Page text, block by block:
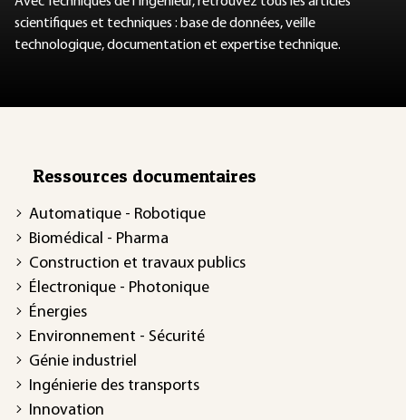
scientifiques et techniques : base de données, veille
technologique, documentation et expertise technique.
Ressources documentaires
Automatique - Robotique
Biomédical - Pharma
Construction et travaux publics
Électronique - Photonique
Énergies
Environnement - Sécurité
Génie industriel
Ingénierie des transports
Innovation